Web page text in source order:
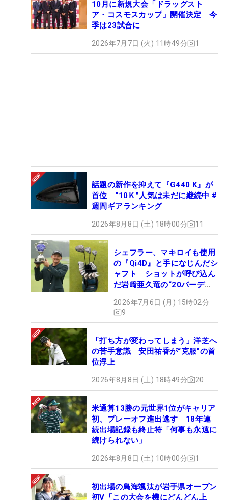
10月に新規大会「ドラッグスト
ア・コスモスカップ」開催決定 今
季は23試合に
2026年7月7日 (火) 11時49分 1
話題の新作を抑えて『G440 K』が
首位 “10Ｋ”人気は未だに継続中 #
週間ギアランキング
2026年8月8日 (土) 18時00分 11
シェフラー、マキロイも使用
の『Qi4D』と手になじんだシ
ャフト ショットが呼び込ん
だ岩﨑亜久竜の“20バーデ
2026年7月6日 (月) 15時02分
9
「打ち方が変わってしまう」洋芝へ
の苦手意識 安田祐香が“克服”の首
位浮上
2026年8月8日 (土) 18時49分 20
米通算13勝の元世界1位がキャリア
初、プレーオフ進出逃す 18年連
続出場記録も終止符「何事も永遠に
続けられない」
2026年8月8日 (土) 10時00分 1
初出場の鳥海颯汰が岩手県オープン
初V「この大会を機にどんどん上